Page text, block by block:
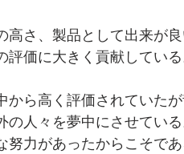
高さ、製品として出来が
価に大きく貢献している
から高く評価されていた
の人々を夢中にさせてい
力があったからこそであ